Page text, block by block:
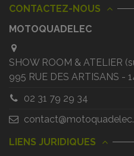
CONTACTEZ-NOUS
MOTOQUADELEC
SHOW ROOM & ATELIER
995 RUE DES ARTISANS -
02 31 79 29 34
LIENS JURIDIQUES